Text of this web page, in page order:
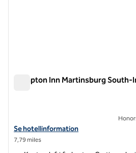
Hampton Inn Martinsburg South-
Visa hotelldetaljer för Hampton Inn
Se hotellinformation
7,79 miles